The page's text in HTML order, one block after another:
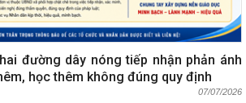
đường dây nóng tiếp nhận phản ánh
học thêm không đúng quy định
07/07/2026